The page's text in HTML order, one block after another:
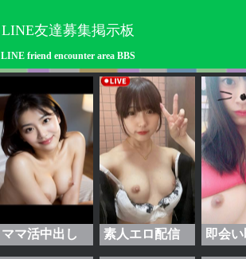
LINE友達募集掲示板
LINE friend encounter area BBS
ママ活中出し 素人エロ配信 即会